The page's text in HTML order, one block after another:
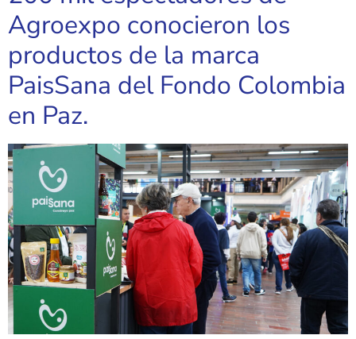
Agroexpo conocieron los
productos de la marca
PaisSana del Fondo Colombia
en Paz.